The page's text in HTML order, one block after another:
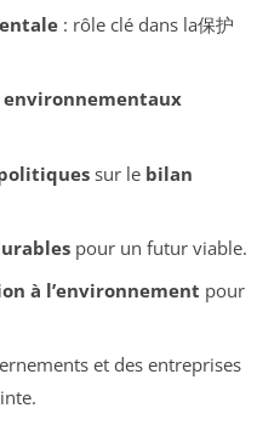
: rôle clé dans la保护
sur le bilan
pour un futur viable.
à l’environnement pour
et des entreprises